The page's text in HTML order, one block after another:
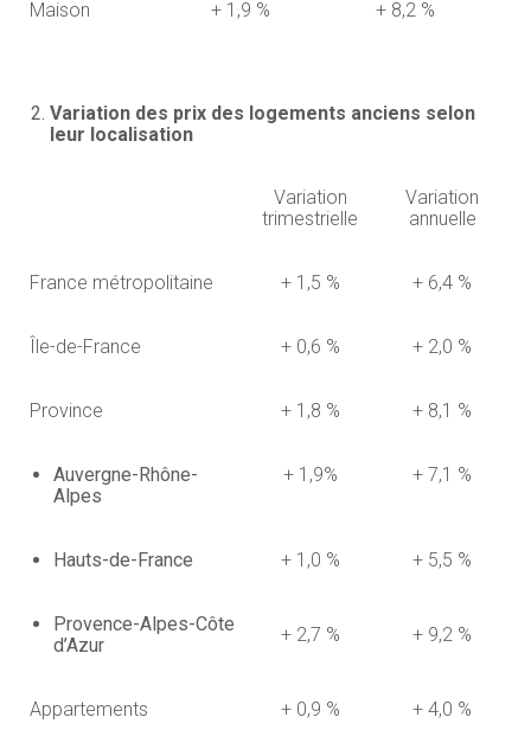
Maison + 1,9 % + 8,2 %
Variation des prix des logements anciens selon
leur localisation
Variation
trimestrielle
Variation
annuelle
France métropolitaine + 1,5 % + 6,4 %
Île-de-France + 0,6 % + 2,0 %
Province + 1,8 % + 8,1 %
Auvergne-Rhône-
Alpes
+ 1,9% + 7,1 %
Hauts-de-France + 1,0 % + 5,5 %
Provence-Alpes-Côte
d’Azur
+ 2,7 % + 9,2 %
Appartements + 0,9 % + 4,0 %